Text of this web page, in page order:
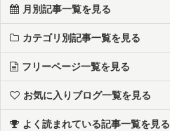
月別記事一覧を見る
カテゴリ別記事一覧を見る
フリーページ一覧を見る
お気に入りブログ一覧を見る
よく読まれている記事一覧を見る